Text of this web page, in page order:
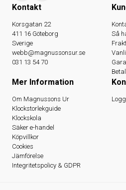
Kontakt
Korsgatan 22
411 16 Göteborg
Sverige
webb@magnussonsur.se
031 13 54 70
Så
Mer Information
Om Magnussons Ur
Klockstorlekguide
Klockskola
Säker e-handel
Köpvillkor
Cookies
Jämförelse
Integritetspolicy & GDPR